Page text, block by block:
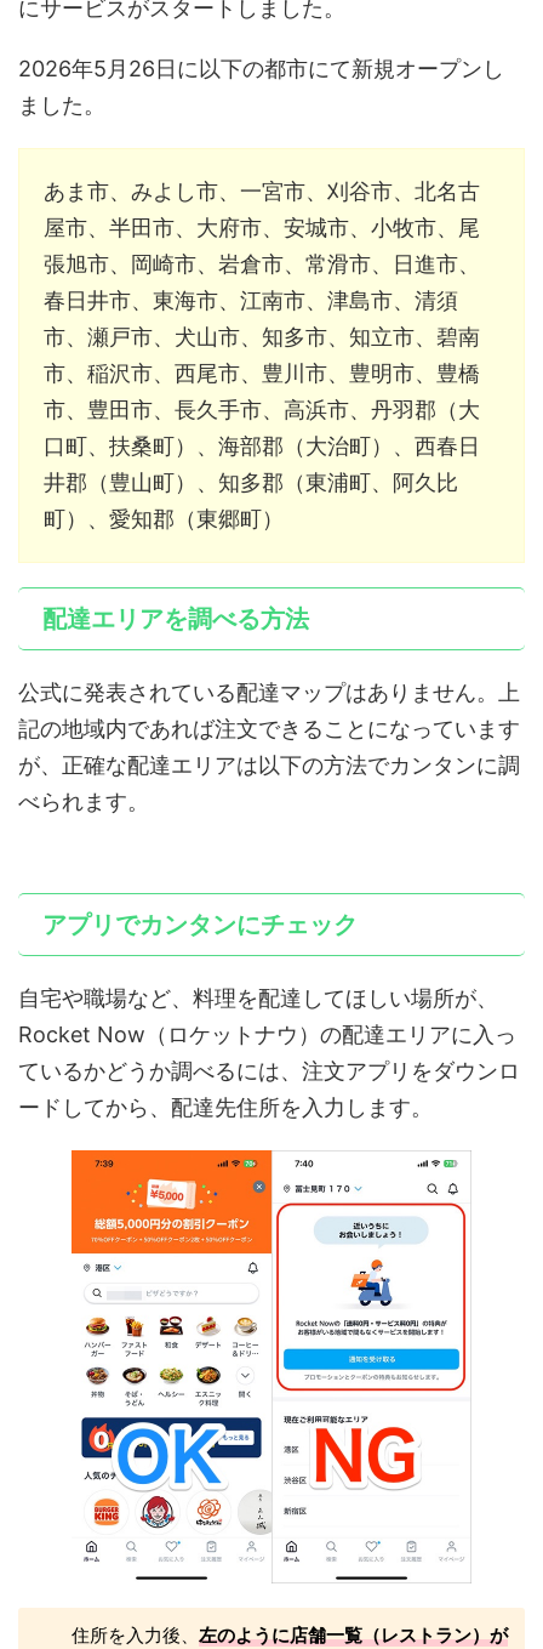
にサービスがスタートしました。
2026年5月26日に以下の都市にて新規オープンし
ました。
あま市、みよし市、一宮市、刈谷市、北名古
屋市、半田市、大府市、安城市、小牧市、尾
張旭市、岡崎市、岩倉市、常滑市、日進市、
春日井市、東海市、江南市、津島市、清須
市、瀬戸市、犬山市、知多市、知立市、碧南
市、稲沢市、西尾市、豊川市、豊明市、豊橋
市、豊田市、長久手市、高浜市、丹羽郡（大
口町、扶桑町）、海部郡（大治町）、西春日
井郡（豊山町）、知多郡（東浦町、阿久比
町）、愛知郡（東郷町）
配達エリアを調べる方法
公式に発表されている配達マップはありません。上
記の地域内であれば注文できることになっています
が、正確な配達エリアは以下の方法でカンタンに調
べられます。
アプリでカンタンにチェック
自宅や職場など、料理を配達してほしい場所が、
Rocket Now（ロケットナウ）の配達エリアに入っ
ているかどうか調べるには、注文アプリをダウンロ
ードしてから、配達先住所を入力します。
住所を入力後、左のように店舗一覧（レストラン）が